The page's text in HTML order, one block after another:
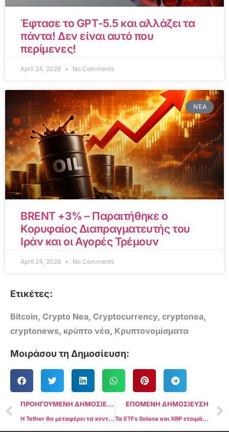
Έφτασε το GPT-5.5 και αλλάζει τα
πάντα! Δεν είναι αυτό που
περίμενες!
April 24, 2026 No Comments
ΝΈΑ
BRENT +3% – Παραιτήθηκε ο
Κορυφαίος Διαπραγματευτής του
Ιράν και οι Αγορές Τρέμουν
April 24, 2026 No Comments
Ετικέτες:
Bitcoin, Crypto Nea, Cryptocurrency, cryptonea,
cryptonews, κρύπτο νέα, Κρυπτονομίσματα
Μοιράσου τη Δημοσίευση:
ΠΡΟΗΓΟΥΜΕΝΗ ΔΗΜΟΣΙΕΥΣΗ
Η Tether θα μεταφέρει τα κεντρικά της γραφεία στο Ελ Σαλβαδόρ μετά την έγκριση της άδειας
ΕΠΟΜΕΝΗ ΔΗΜΟΣΙΕΥΣΗ
Τα ETFs Solana και XRP ετοιμάζονται να προσελκύσουν δισεκατομμύρια σε επενδύσεις: JPMorgan